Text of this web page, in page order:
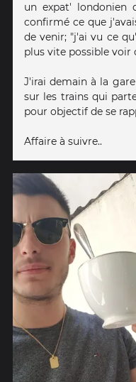
un expat'
confirmé ce que
de venir; "j'ai vu ce
plus vite possible voir
J'irai demain à la
sur les trains qui
pour objectif de se
Affaire à suivre..